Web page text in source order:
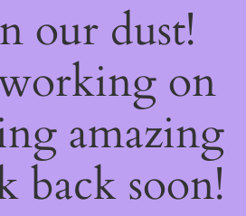
our dust!
on
amazing
back soon!